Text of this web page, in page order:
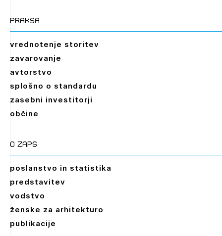
praksa
vrednotenje storitev
zavarovanje
avtorstvo
splošno o standardu
zasebni investitorji
občine
O zaps
poslanstvo in statistika
predstavitev
vodstvo
ženske za arhitekturo
publikacije